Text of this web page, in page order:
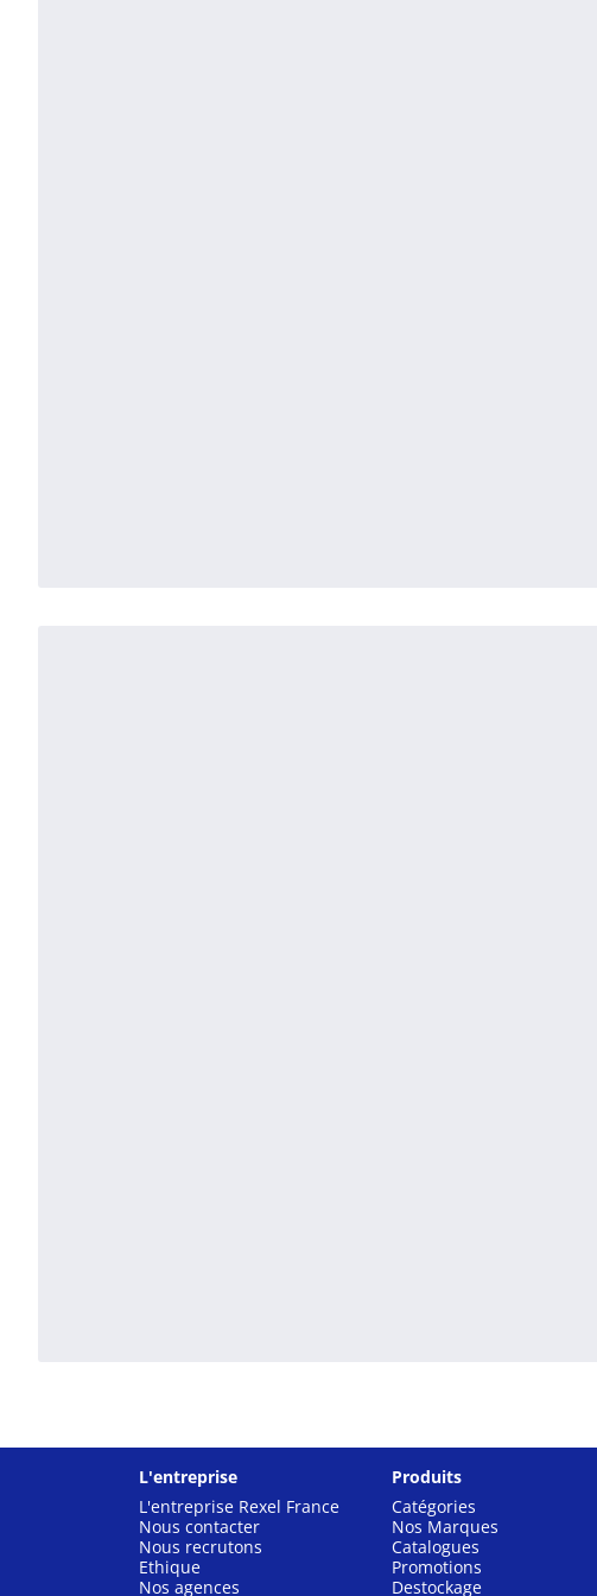
L'entreprise
L'entreprise Rexel France
Nous contacter
Nous recrutons
Ethique
Nos agences
Produits
Catégories
Nos Marques
Catalogues
Promotions
Destockage